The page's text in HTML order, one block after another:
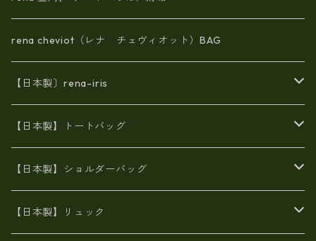
rena cheviot（レナ チェヴィオット）BAG
【日本製〕rena-iris
エナメル（パテント）レザー
牛革製品トート・ショルダー
牛革製品リュック
【日本製】トートバッグ
火山灰染めバッグ
8号帆布
ヌメ革バッグ
【日本製】ショルダーバッグ
漂流ロープバッグ
【日本製】リュック